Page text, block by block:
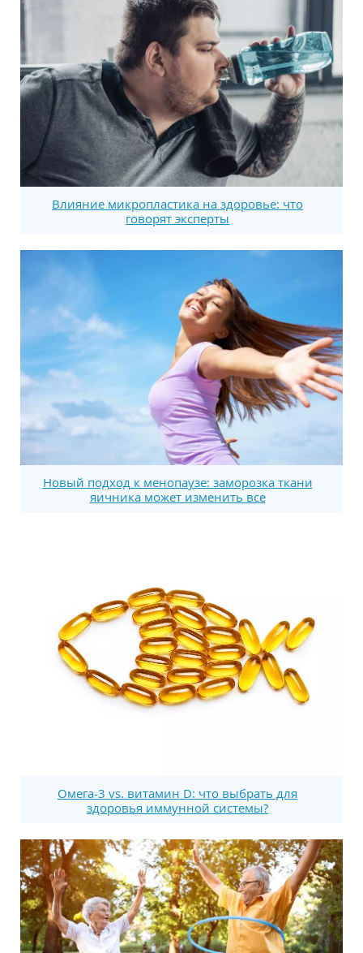
Влияние микропластика на здоровье: что
говорят эксперты
Новый подход к менопаузе: заморозка ткани
яичника может изменить все
Омега-3 vs. витамин D: что выбрать для
здоровья иммунной системы?